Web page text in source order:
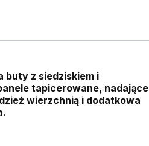
buty z siedziskiem i
tapicerowane, nadające
wierzchnią i dodatkowa